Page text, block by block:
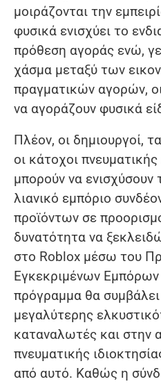
μοιράζονται την
φυσικά ενισχύει το
πρόθεση αγοράς ενώ,
χάσμα μεταξύ των
πραγματικών αγορών,
να αγοράζουν φυσικά
Πλέον, οι δημιουργοί,
οι κάτοχοι
μπορούν να ενισχύσουν
λιανικό εμπόριο
προϊόντων σε
δυνατότητα να
στο Roblox μέσω του
Εγκεκριμένων
πρόγραμμα θα
μεγαλύτερης
καταναλωτές και στην
πνευματικής
από αυτό. Καθώς η